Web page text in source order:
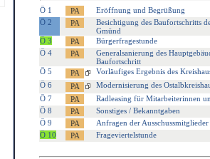
Ö 1
Eröffnung und Begrüßung
Ö 2
Besichtigung des Baufortschritts
Gmünd
Ö 3
Bürgerfragestunde
Ö 4
Generalsanierung des
Baufortschritt
Ö 5
Vorläufiges Ergebnis des
Ö 6
Modernisierung des
Ö 7
Radleasing für Mitarbeiterinnen
Ö 8
Sonstiges / Bekanntgaben
Ö 9
Anfragen der Ausschussmitglieder
Ö 10
Frageviertelstunde